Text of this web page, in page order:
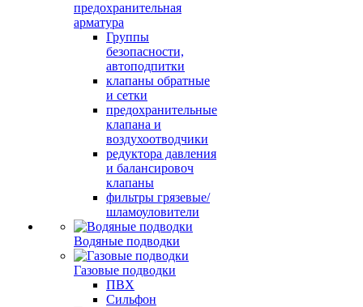
предохранительная
арматура
Группы
безопасности,
автоподпитки
клапаны обратные
и сетки
предохранительные
клапана и
воздухоотводчики
редуктора давления
и балансировоч
клапаны
фильтры грязевые/
шламоуловители
Водяные подводки
Газовые подводки
ПВХ
Сильфон